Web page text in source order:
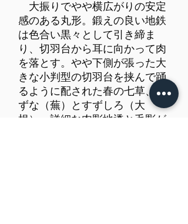
大振りでやや横広がりの安定
感のある丸形。鍛えの良い地鉄
は色合い黒々として引き締ま
り、切羽台から耳に向かって肉
を落とす。やや下側が張った大
きな小判型の切羽台を挟んで踊
るように配された春の七草、す
ずな（蕪）とすずしろ（大
根）。詳細な肉彫地透と毛彫が